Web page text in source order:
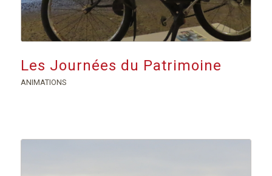
Les Journées du Patrimoine
ANIMATIONS